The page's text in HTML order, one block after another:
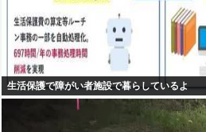
生活保護で障がい者施設で暮らしているよ